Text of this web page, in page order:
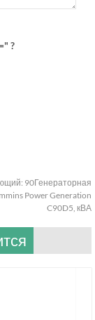
?
90Генераторная
Power Generation
C90D5, кВА